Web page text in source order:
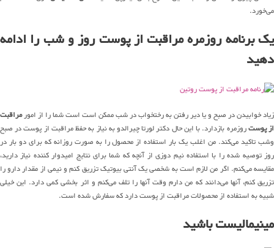
می‌خورد.
یک برنامه روزمره مراقبت از پوست روز و شب را ادامه
دهید
زیاد خوابیدن در صبح و یا دیر رفتن به رختخواب در شب ممکن است است شما را از امورمراقبت
از پوستروزمره بازدارد. با این حال دکتر لورتا چیرالدو به نیاز به حفظ مراقبت از پوست در صبح
وشب تاکید می‌کند. من اغلب یک بار استفاده از محصول را به صورت روزانه که برای دو بار در
روز توصیه شده را با استفاده نیم دوزی از آنچه که شما برای نتایج امیدوار کننده نیاز دارید،
مقایسه می‌کنم. اگر من لازم است به شخصی یک آنتی بیوتیک تزریق کنم و نیمی از مقدار دارو را
تزریق کنم، آنها می‌دانند که من دارم وقت آنها را تلف می‌کنم و اثر بخشی کمی دارد. این خیلی
شبیه به استفاده از محصولات مراقبت از پوست دارد که سفارش شده است.
مینیمالیست باشید